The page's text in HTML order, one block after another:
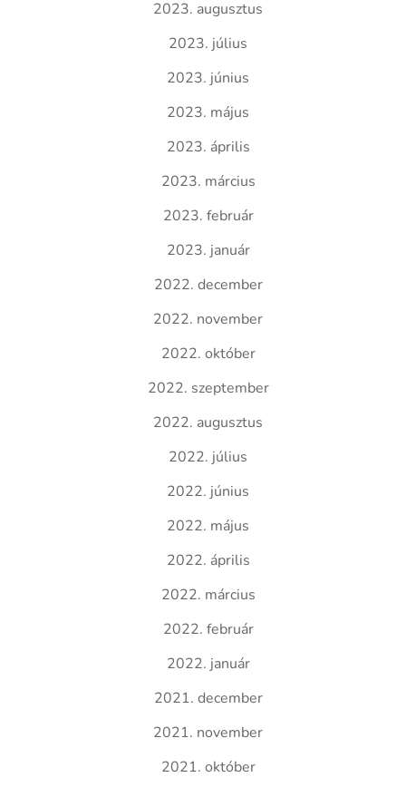
2023. augusztus
2023. július
2023. június
2023. május
2023. április
2023. március
2023. február
2023. január
2022. december
2022. november
2022. október
2022. szeptember
2022. augusztus
2022. július
2022. június
2022. május
2022. április
2022. március
2022. február
2022. január
2021. december
2021. november
2021. október